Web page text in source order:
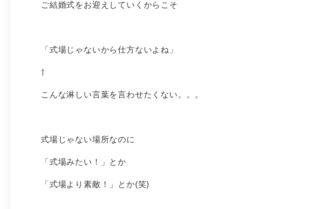
ご結婚式をお迎えしていくからこそ
「式場じゃないから仕方ないよね」
⇧
こんな淋しい言葉を言わせたくない。。。
式場じゃない場所なのに
「式場みたい！」とか
「式場より素敵！」とか(笑)